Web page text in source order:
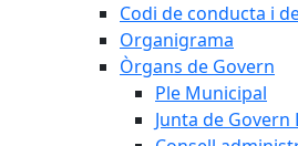
Codi de conducta i
Organigrama
Òrgans de Govern
Ple Municipal
Junta de Govern